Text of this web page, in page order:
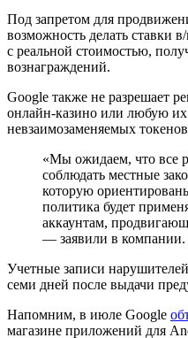
Под запретом для
возможность делать ставки
с реальной стоимостью,
вознаграждений.
Google также не разрешает
онлайн-казино или любую
невзаимозаменяемых
«Мы ожидаем, что все
соблюдать местные
которую
политика будет
аккаунтам,
— заявили в компании.
Учетные записи
семи дней после выдачи
Напомним, в июле Google
магазине приложений для